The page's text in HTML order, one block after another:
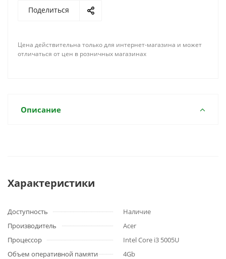
Поделиться
Цена действительна только для интернет-магазина и может
отличаться от цен в розничных магазинах
Описание
Характеристики
Доступность
Наличие
Производитель
Acer
Процессор
Intel Core i3 5005U
Объем оперативной памяти
4Gb